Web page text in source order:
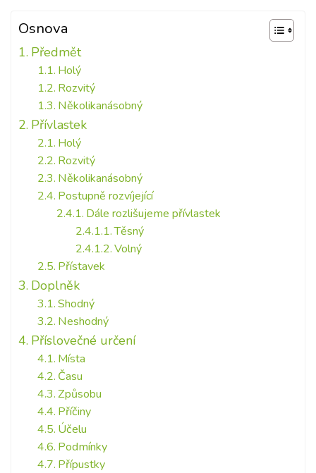
Osnova
Předmět
Holý
Rozvitý
Několikanásobný
Přívlastek
Holý
Rozvitý
Několikanásobný
Postupně rozvíjející
Dále rozlišujeme přívlastek
Těsný
Volný
Přístavek
Doplněk
Shodný
Neshodný
Příslovečné určení
Místa
Času
Způsobu
Příčiny
Účelu
Podmínky
Přípustky